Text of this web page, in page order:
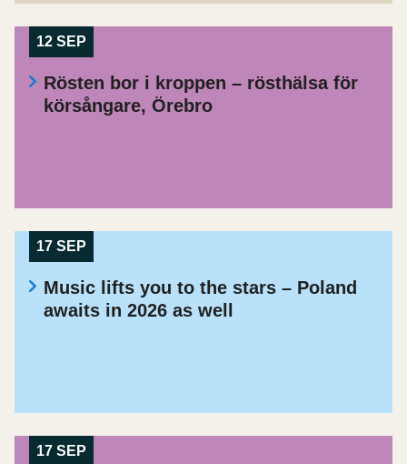
12 SEP
Rösten bor i kroppen – rösthälsa för
körsångare, Örebro
17 SEP
Music lifts you to the stars – Poland
awaits in 2026 as well
17 SEP